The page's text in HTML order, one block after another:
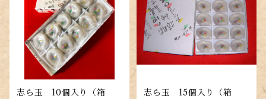
志ら玉 10個入り（箱
志ら玉 15個入り（箱